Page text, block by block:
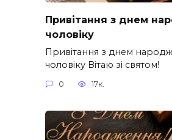
Привітання з днем
чоловіку
Привітання з днем
чоловіку Вітаю зі святом!
0 17к.